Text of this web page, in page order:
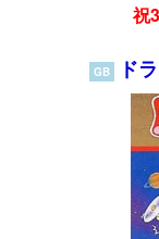
祝
GB ド